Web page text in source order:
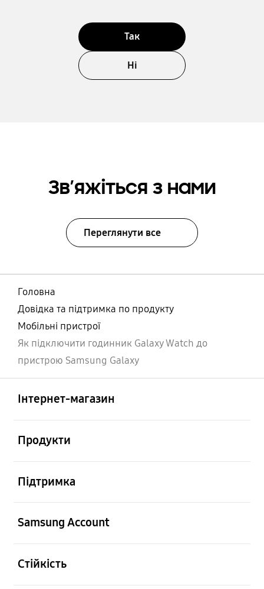
Так
Ні
Зв’яжіться з нами
Переглянути все
Головна
Довідка та підтримка по продукту
Мобільні пристрої
Як підключити годинник Galaxy Watch до
пристрою Samsung Galaxy
Інтернет-магазин
Продукти
Підтримка
Samsung Account
Стійкість